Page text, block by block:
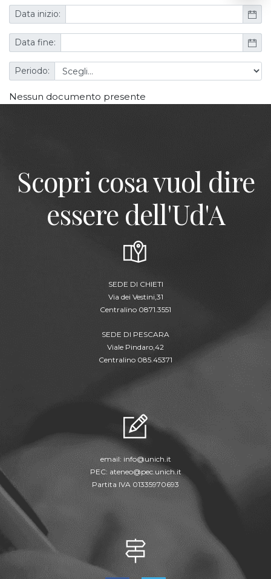
Data inizio:
Data fine:
Periodo:
Nessun documento presente
Scopri cosa vuol dire
essere dell'Ud'A
SEDE DI CHIETI
Via dei Vestini,31
Centralino 0871.3551
SEDE DI PESCARA
Viale Pindaro,42
Centralino 085.45371
email: info@unich.it
PEC: ateneo@pec.unich.it
Partita IVA 01335970693